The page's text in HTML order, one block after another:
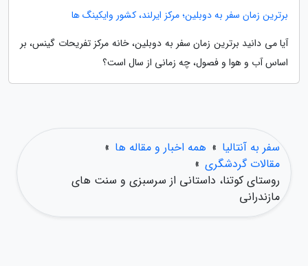
برترین زمان سفر به دوبلین؛ مرکز ایرلند، کشور وایکینگ ها
آیا می دانید برترین زمان سفر به دوبلین، خانه مرکز تفریحات گینس، بر
اساس آب و هوا و فصول، چه زمانی از سال است؟
سفر به آنتالیا » همه اخبار و مقاله ها »
مقالات گردشگری »
روستای کوتنا، داستانی از سرسبزی و سنت های
مازندرانی